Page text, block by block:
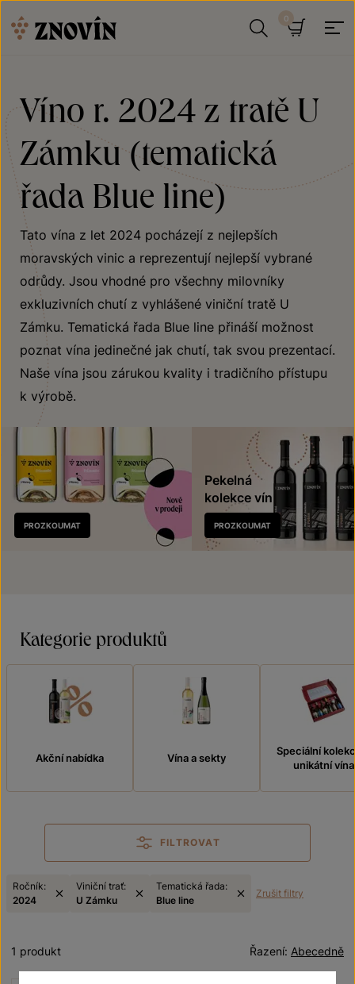
Víno r. 2024 z tratě U
Zámku (tematická
řada Blue line)
Tato vína z let 2024 pocházejí z nejlepších
moravských vinic a reprezentují nejlepší vybrané
odrůdy. Jsou vhodné pro všechny milovníky
exkluzivních chutí z vyhlášené viniční tratě U
Zámku. Tematická řada Blue line přináší možnost
poznat vína jedinečné jak chutí, tak svou prezentací.
Naše vína jsou zárukou kvality i tradičního přístupu
k výrobě.
Nově
v prodeji
PROZKOUMAT
Pekelná
kolekce vín
PROZKOUMAT
Kategorie produktů
Akční nabídka Vína a sekty
Speciální
unikátní vína
FILTROVAT
Ročník:
2024
Viniční trať:
U Zámku
Tematická řada:
Blue line
Zrušit filtry
Abecedně
Řazení:
1 produkt